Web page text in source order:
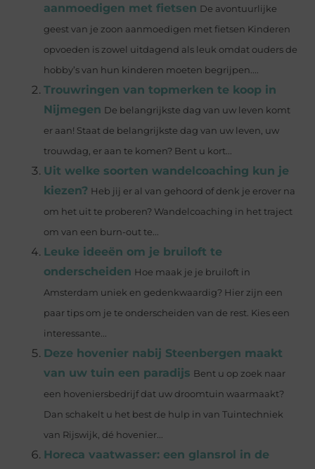
aanmoedigen met fietsen De avontuurlijke
geest van je zoon aanmoedigen met fietsen Kinderen
opvoeden is zowel uitdagend als leuk omdat ouders de
hobby’s van hun kinderen moeten begrijpen....
Trouwringen van topmerken te koop in
Nijmegen De belangrijkste dag van uw leven komt
er aan! Staat de belangrijkste dag van uw leven, uw
trouwdag, er aan te komen? Bent u kort...
Uit welke soorten wandelcoaching kun je
kiezen? Heb jij er al van gehoord of denk je erover na
om het uit te proberen? Wandelcoaching in het traject
om van een burn-out te...
Leuke ideeën om je bruiloft te
onderscheiden Hoe maak je je bruiloft in
Amsterdam uniek en gedenkwaardig? Hier zijn een
paar tips om je te onderscheiden van de rest. Kies een
interessante...
Deze hovenier nabij Steenbergen maakt
van uw tuin een paradijs Bent u op zoek naar
een hoveniersbedrijf dat uw droomtuin waarmaakt?
Dan schakelt u het best de hulp in van Tuintechniek
van Rijswijk, dé hovenier...
Horeca vaatwasser: een glansrol in de